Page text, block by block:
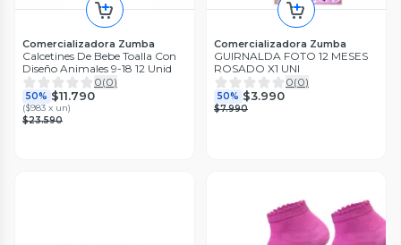
Comercializadora Zumba
Calcetines De Bebe Toalla Con
Diseño Animales 9-18 12 Unid
0(0)
50% $11.790
($983 x un)
$23.590
Comercializadora Zumba
GUIRNALDA FOTO 12 MESES
ROSADO X1 UNI
0(0)
50% $3.990
$7.990